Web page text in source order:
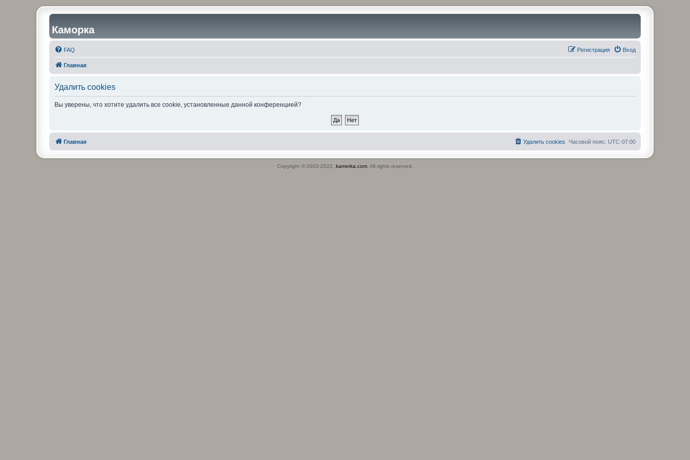
Каморка
FAQ Вход
Регистрация
Главная
Удалить cookies
Вы уверены, что хотите удалить все cookie, установленные данной конференцией?
Главная Часовой пояс: UTC-07:00
Удалить cookies
Copyright © 2003-2022, kamorka.com. All rights reserved.